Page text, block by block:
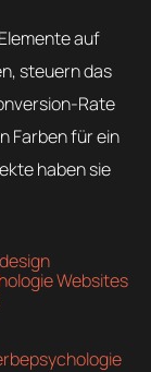
auf
steuern das
Rate
Farben für ein
haben sie
Websites